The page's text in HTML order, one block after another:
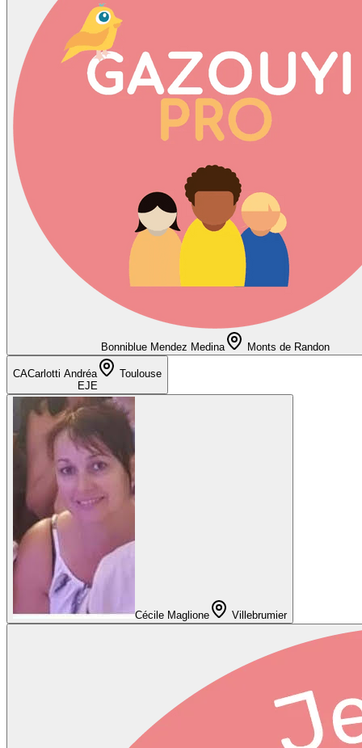
Bonniblue Mendez Medina Monts de Randon
CACarlotti Andréa
Toulouse
EJE
Cécile Maglione Villebrumier